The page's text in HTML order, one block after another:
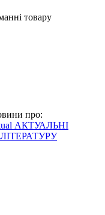
товару
про:
АКТУАЛЬНІ